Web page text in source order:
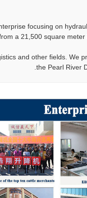
focusing on
a 21,500 square
and other fields. We
the Pearl River